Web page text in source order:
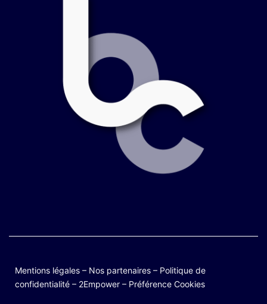
Mentions légales – Nos partenaires – Politique de
confidentialité – 2Empower – Préférence Cookies